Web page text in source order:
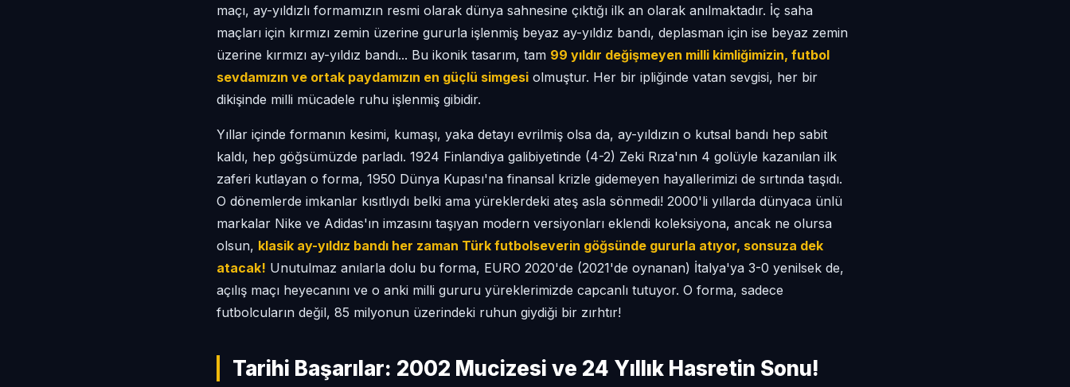
maçı, ay-yıldızlı formamızın resmi olarak dünya sahnesine çıktığı ilk an olarak anılmaktadır. İç saha
maçları için kırmızı zemin üzerine gururla işlenmiş beyaz ay-yıldız bandı, deplasman için ise beyaz zemin
üzerine kırmızı ay-yıldız bandı... Bu ikonik tasarım, tam 99 yıldır değişmeyen milli kimliğimizin, futbol
sevdamızın ve ortak paydamızın en güçlü simgesi olmuştur. Her bir ipliğinde vatan sevgisi, her bir
dikişinde milli mücadele ruhu işlenmiş gibidir.
Yıllar içinde formanın kesimi, kumaşı, yaka detayı evrilmiş olsa da, ay-yıldızın o kutsal bandı hep sabit
kaldı, hep göğsümüzde parladı. 1924 Finlandiya galibiyetinde (4-2) Zeki Rıza'nın 4 golüyle kazanılan ilk
zaferi kutlayan o forma, 1950 Dünya Kupası'na finansal krizle gidemeyen hayallerimizi de sırtında taşıdı.
O dönemlerde imkanlar kısıtlıydı belki ama yüreklerdeki ateş asla sönmedi! 2000'li yıllarda dünyaca ünlü
markalar Nike ve Adidas'ın imzasını taşıyan modern versiyonları eklendi koleksiyona, ancak ne olursa
olsun, klasik ay-yıldız bandı her zaman Türk futbolseverin göğsünde gururla atıyor, sonsuza dek
atacak! Unutulmaz anılarla dolu bu forma, EURO 2020'de (2021'de oynanan) İtalya'ya 3-0 yenilsek de,
açılış maçı heyecanını ve o anki milli gururu yüreklerimizde capcanlı tutuyor. O forma, sadece
futbolcuların değil, 85 milyonun üzerindeki ruhun giydiği bir zırhtır!
Tarihi Başarılar: 2002 Mucizesi ve 24 Yıllık Hasretin Sonu!